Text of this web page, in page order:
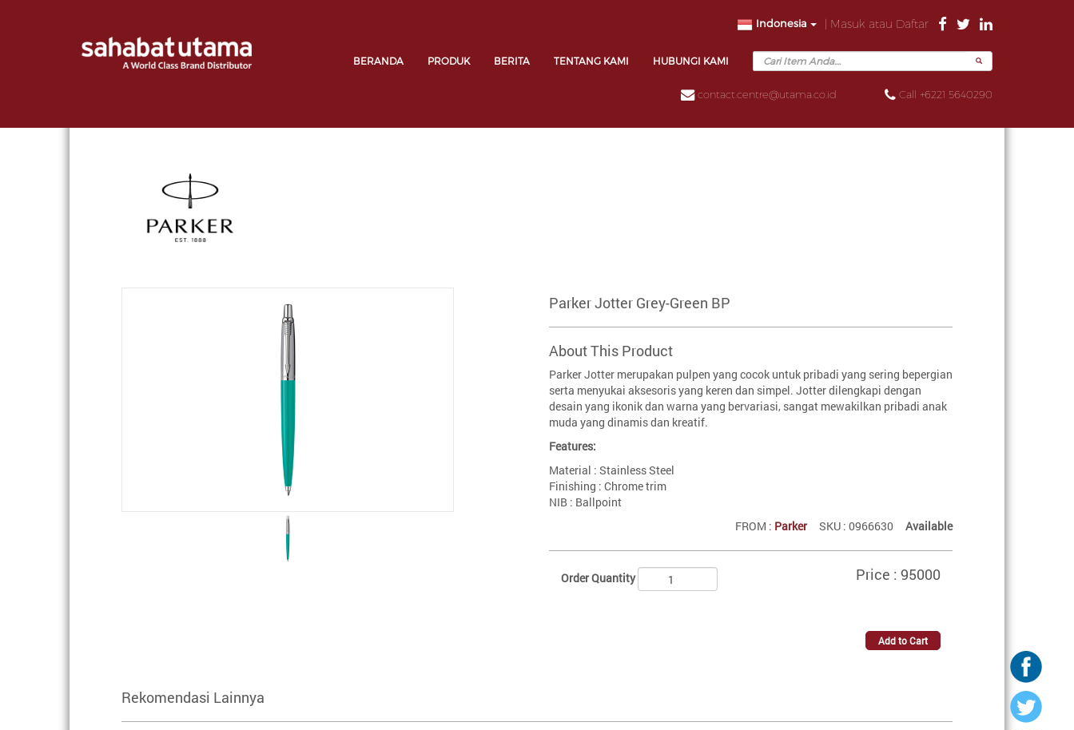
| Masuk atau Daftar
Indonesia
BERANDA PRODUK BERITA TENTANG KAMI HUBUNGI KAMI
contact.centre@utama.co.id Call +6221 5640290
Parker Jotter Grey-Green BP
About This Product
Parker Jotter merupakan pulpen yang cocok untuk pribadi yang sering bepergian
serta menyukai aksesoris yang keren dan simpel. Jotter dilengkapi dengan
desain yang ikonik dan warna yang bervariasi, sangat mewakilkan pribadi anak
muda yang dinamis dan kreatif.
Features:
Material : Stainless Steel
Finishing : Chrome trim
NIB : Ballpoint
FROM : ParkerSKU : 0966630 Available
Order Quantity Price : 95000
Rekomendasi Lainnya